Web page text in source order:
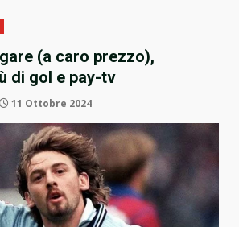
(a caro prezzo),
di gol e pay-tv
11 Ottobre 2024